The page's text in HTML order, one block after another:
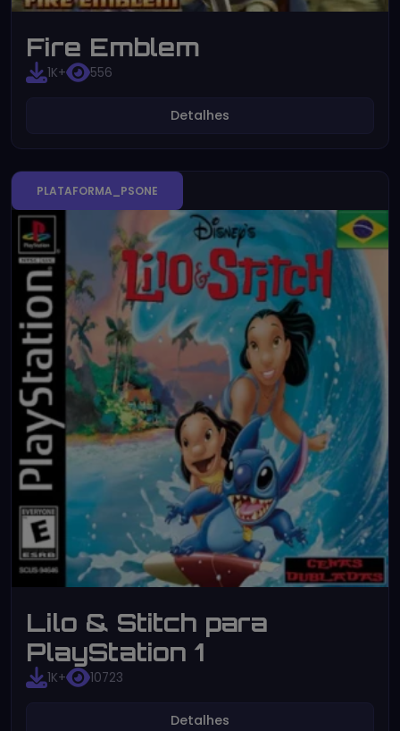
Fire Emblem
1K+ 556
Detalhes
PLATAFORMA_PSONE
Lilo & Stitch para
PlayStation 1
1K+ 10723
Detalhes